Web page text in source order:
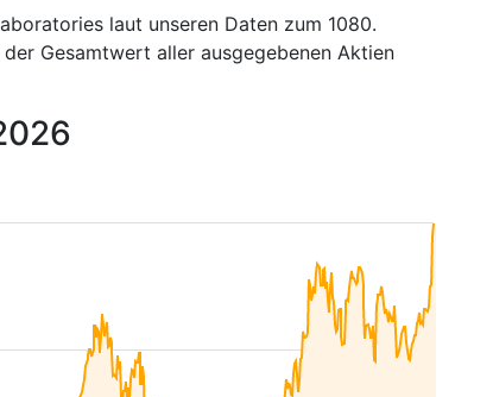
laut unseren Daten zum 1080.
Gesamtwert aller ausgegebenen Aktien